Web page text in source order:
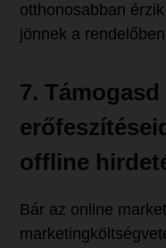
otthonosabban
jönnek a
7.
offline
Bár az online